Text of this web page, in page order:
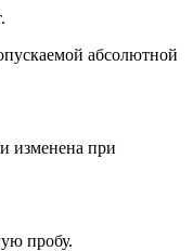
абсолютной
изменена при
пробу.